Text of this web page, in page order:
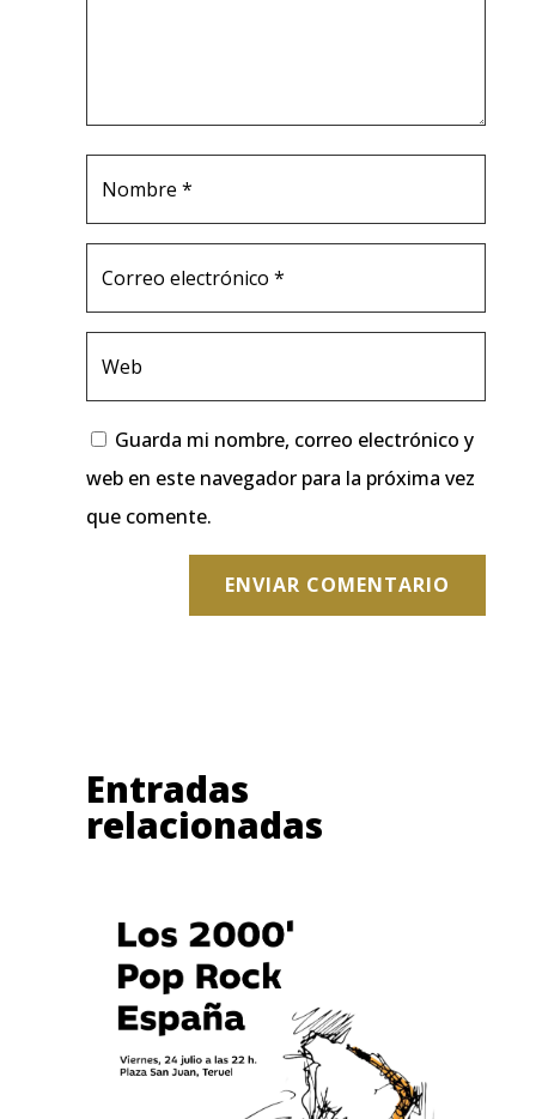
Guarda mi nombre, correo electrónico y
web en este navegador para la próxima vez
que comente.
ENVIAR COMENTARIO
Entradas
relacionadas